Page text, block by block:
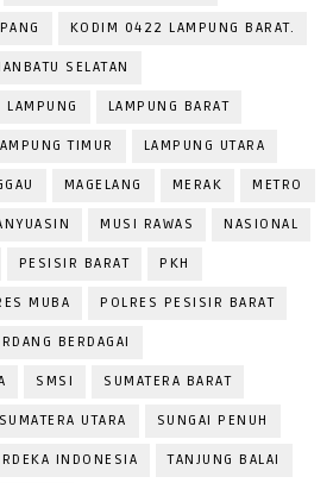
KODIM 0422 LAMPUNG BARAT.
SELATAN
LAMPUNG LAMPUNG BARAT
TIMUR LAMPUNG UTARA
MAGELANG MERAK METRO
MUSI RAWAS NASIONAL
PESISIR BARAT PKH
MUBA POLRES PESISIR BARAT
BERDAGAI
SMSI SUMATERA BARAT
SUMATERA UTARA SUNGAI PENUH
INDONESIA TANJUNG BALAI